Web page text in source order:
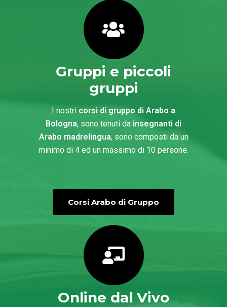
Gruppi e piccoli
gruppi
I nostri corsi di gruppo di Arabo a
Bologna, sono tenuti da insegnanti di
Arabo madrelingua, sono composti da un
minimo di 4 ed un massimo di 10 persone.
Corsi Arabo di Gruppo
Online dal Vivo